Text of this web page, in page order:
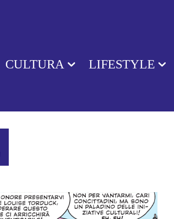
CULTURA LIFESTYLE